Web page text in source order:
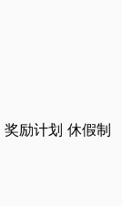
奖励计划 休假制